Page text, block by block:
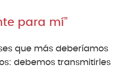
para mí”
que más deberíamos
debemos transmitirles